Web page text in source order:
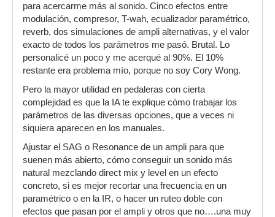
para acercarme más al sonido. Cinco efectos entre
modulación, compresor, T-wah, ecualizador paramétrico,
reverb, dos simulaciones de ampli alternativas, y el valor
exacto de todos los parámetros me pasó. Brutal. Lo
personalicé un poco y me acerqué al 90%. El 10%
restante era problema mío, porque no soy Cory Wong.
Pero la mayor utilidad en pedaleras con cierta
complejidad es que la IA te explique cómo trabajar los
parámetros de las diversas opciones, que a veces ni
siquiera aparecen en los manuales.
Ajustar el SAG o Resonance de un ampli para que
suenen más abierto, cómo conseguir un sonido más
natural mezclando direct mix y level en un efecto
concreto, si es mejor recortar una frecuencia en un
paramétrico o en la IR, o hacer un ruteo doble con
efectos que pasan por el ampli y otros que no….una muy